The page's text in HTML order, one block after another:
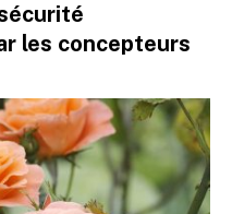
les concepteurs